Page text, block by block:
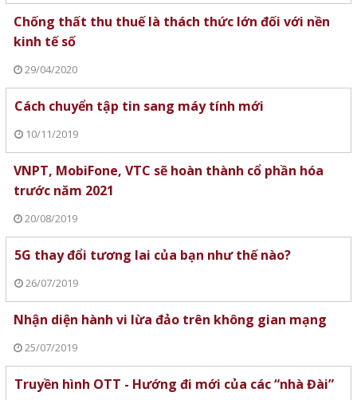
Chống thất thu thuế là thách thức lớn đối với nền
kinh tế số
29/04/2020
Cách chuyển tập tin sang máy tính mới
10/11/2019
VNPT, MobiFone, VTC sẽ hoàn thành cổ phần hóa
trước năm 2021
20/08/2019
5G thay đổi tương lai của bạn như thế nào?
26/07/2019
Nhận diện hành vi lừa đảo trên không gian mạng
25/07/2019
Truyền hình OTT - Hướng đi mới của các “nhà Đài”